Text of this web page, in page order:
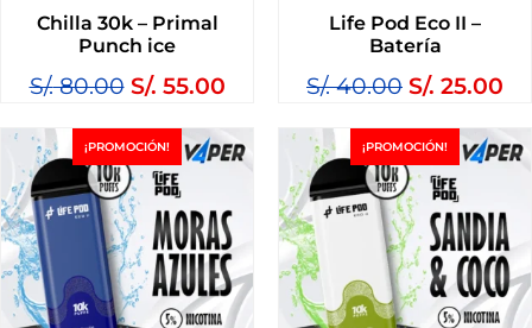
Chilla 30k – Primal
Punch ice
S/.80.00 S/. 55.00
Life Pod Eco II –
Batería
S/.40.00 S/. 25.00
¡PROMOCIÓN! ¡PROMOCIÓN!